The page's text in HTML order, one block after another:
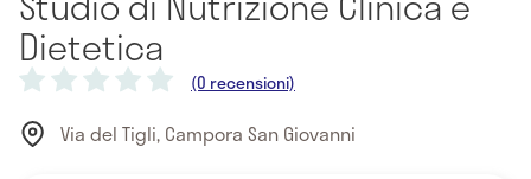
Dietetica
(0 recensioni)
Via del Tigli, Campora San Giovanni